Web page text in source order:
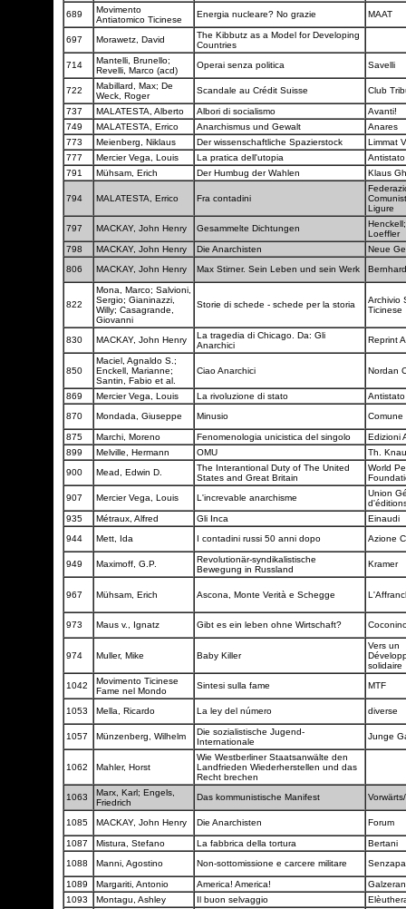
689
Movimento
Antiatomico Ticinese
Energia nucleare? No grazie MAAT
697 Morawetz, David
The Kibbutz as a Model for Developing
Countries
714
Mantelli, Brunello;
Revelli, Marco (acd)
Operai senza politica Savelli
722
Mabillard, Max; De
Weck, Roger
Scandale au Crédit Suisse Club
737 MALATESTA, Alberto Albori di socialismo
Avanti!
749
MALATESTA, Errico Anarchismus und Gewalt
Anares
773
Meienberg, Niklaus Der wissenschaftliche Spazierstock
Limmat
777
Mercier Vega, Louis La pratica dell'utopia
791
Mühsam, Erich Der Humbug der Wahlen Klaus
794 MALATESTA, Errico Fra contadini
Ligure
797
MACKAY, John Henry Gesammelte Dichtungen
Loeffler
798
MACKAY, John Henry Die Anarchisten
Neue
806
MACKAY, John Henry Max Stirner. Sein Leben und sein Werk
822
Mona, Marco; Salvioni,
Sergio; Gianinazzi,
Willy; Casagrande,
Giovanni
Storie di schede - schede per la storia
Archivio
Ticinese
830 MACKAY, John Henry
La tragedia di Chicago. Da: Gli
Anarchici
Reprint
850
Maciel, Agnaldo S.;
Enckell, Marianne;
Santin, Fabio et al.
Ciao Anarchici Nordan
869 Mercier Vega, Louis La rivoluzione di stato
870
Mondada, Giuseppe Minusio
875 Marchi, Moreno Fenomenologia unicistica del singolo
Edizioni
899
Melville, Hermann OMU
Th.
900
Mead, Edwin D.
The Interantional Duty of The United
States and Great Britain
World
907
Mercier Vega, Louis L'increvable anarchisme
Union
935
Métraux, Alfred Gli Inca
Einaudi
944
Mett, Ida I contadini russi 50 anni dopo Azione
949 Maximoff, G.P.
Revolutionär-syndikalistische
Bewegung in Russland
Kramer
967 Mühsam, Erich Ascona, Monte Verità e Schegge
973 Maus v., Ignatz Gibt es ein leben ohne Wirtschaft?
974 Muller, Mike Baby Killer
Vers un
solidaire
1042
Movimento Ticinese
Fame nel Mondo
Sintesi sulla fame MTF
1053 Mella, Ricardo La ley del número diverse
1057 Münzenberg, Wilhelm
Die sozialistische Jugend-
Internationale
Junge
1062 Mahler, Horst
Wie Westberliner Staatsanwälte den
Landfrieden Wiederherstellen und das
Recht brechen
1063
Marx, Karl; Engels,
Friedrich
Das kommunistische Manifest
1085 MACKAY, John Henry Die Anarchisten Forum
1087 Mistura, Stefano La fabbrica della tortura
Bertani
1088
Manni, Agostino Non-sottomissione e carcere militare
1089 Margariti, Antonio America! America!
1093
Montagu, Ashley Il buon selvaggio